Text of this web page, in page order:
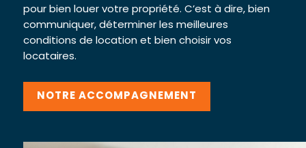
pour bien louer votre propriété. C’est à dire, bien
communiquer, déterminer les meilleures
conditions de location et bien choisir vos
locataires.
NOTRE ACCOMPAGNEMENT